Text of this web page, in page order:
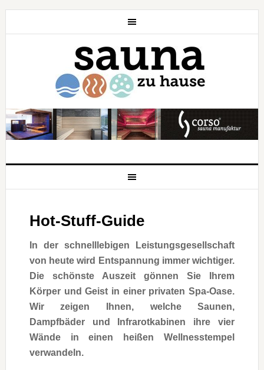
Hot-Stuff-Guide
In der schnelllebigen Leistungsgesellschaft
von heute wird Entspannung immer wichtiger.
Die schönste Auszeit gönnen Sie Ihrem
Körper und Geist in einer privaten Spa-Oase.
Wir zeigen Ihnen, welche Saunen,
Dampfbäder und Infrarotkabinen ihre vier
Wände in einen heißen Wellnesstempel
verwandeln.